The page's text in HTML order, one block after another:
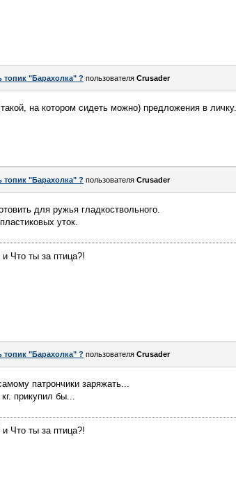
топик "Барахолка" ? пользователя Crusader
на котором сидеть можно) предложения в личку.
топик "Барахолка" ? пользователя Crusader
для ружья гладкоствольного.
уток.
Что ты за птица?!
топик "Барахолка" ? пользователя Crusader
патрончики заряжать...
прикупил бы...
Что ты за птица?!